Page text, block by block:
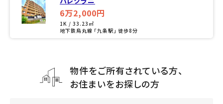
6万2,000円
1K / 33.23㎡
地下鉄烏丸線 「九条駅」 徒歩8分
物件をご所有されている方、
お住まいをお探しの方